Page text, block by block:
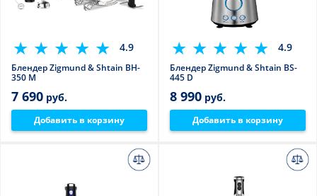
4.9
Блендер Zigmund & Shtain BH-
350 M
7 690 руб.
Добавить в корзину
4.9
Блендер Zigmund & Shtain BS-
445 D
8 990 руб.
Добавить в корзину